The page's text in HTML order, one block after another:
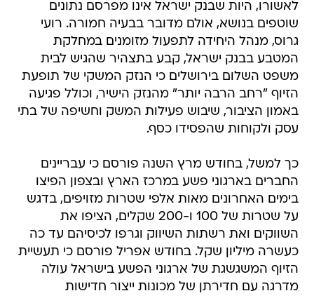
לאשורו, היות שבנק ישראל אינו מפרסם נתונים
שוטפים בנושא, אולם מדובר בבעיה חמורה. רועי
גרוס, מנהל היחידה לתפעול מזומנים במחלקת
המטבע בבנק ישראל, קבע בתצהיר שהגיש לבית
משפט השלום בירושלים כי הנזק המשקי של תופעת
הזיוף "רחב הרבה יותר" מהנזק הישיר, וכולל פגיעה
באמון הציבור, שיבוש פעילות המשק וחשיפה של בתי
עסק ולקוחות שהפסידו כסף.
כך למשל, בחודש מרץ השנה פורסם כי עבריינים
החברים בארגוני פשע במרכז הארץ ובצפון הפיצו
בימים האחרונים מאות אלפי שטרות מזויפים, בדגש
על שטרות של 100 ו-200 שקלים, הציפו את
השווקים ואת רשתות השיווק וגרפו לכיסיהם עד כה
כעשרה מיליון שקל. בחודש אפריל פורסם כי תעשיית
הזיוף המשגשגת של ארגוני הפשע בישראל עולה
מדרגה עם חדירתן של מכונות ייצור חדישות